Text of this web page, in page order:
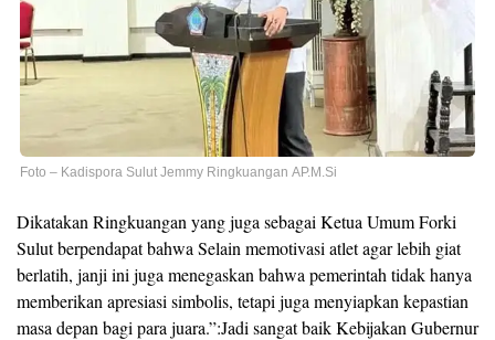
Foto – Kadispora Sulut Jemmy Ringkuangan AP.M.Si
Dikatakan Ringkuangan yang juga sebagai Ketua Umum Forki
Sulut berpendapat bahwa Selain memotivasi atlet agar lebih giat
berlatih, janji ini juga menegaskan bahwa pemerintah tidak hanya
memberikan apresiasi simbolis, tetapi juga menyiapkan kepastian
masa depan bagi para juara.”:Jadi sangat baik Kebijakan Gubernur